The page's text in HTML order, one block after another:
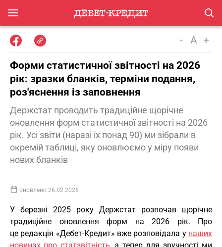
- A +
Форми статистичної звітності на 2026
рік: зразки бланків, терміни подання,
роз'яснення із заповнення
Держстат проводить традиційне щорічне
оновлення форм статистичної звітності на 2026
рік. Усі звіти (наразі їх понад 90) ми зібрали в
окремій таблиці, яку оновлюємо у міру появи
нових бланків
оновлено 26.02.2026
У березні 2025 року Держстат розпочав щорічне
традиційне оновлення форм на 2026 рік. Про
це редакція «Дебет-Кредит» вже розповідала у наших